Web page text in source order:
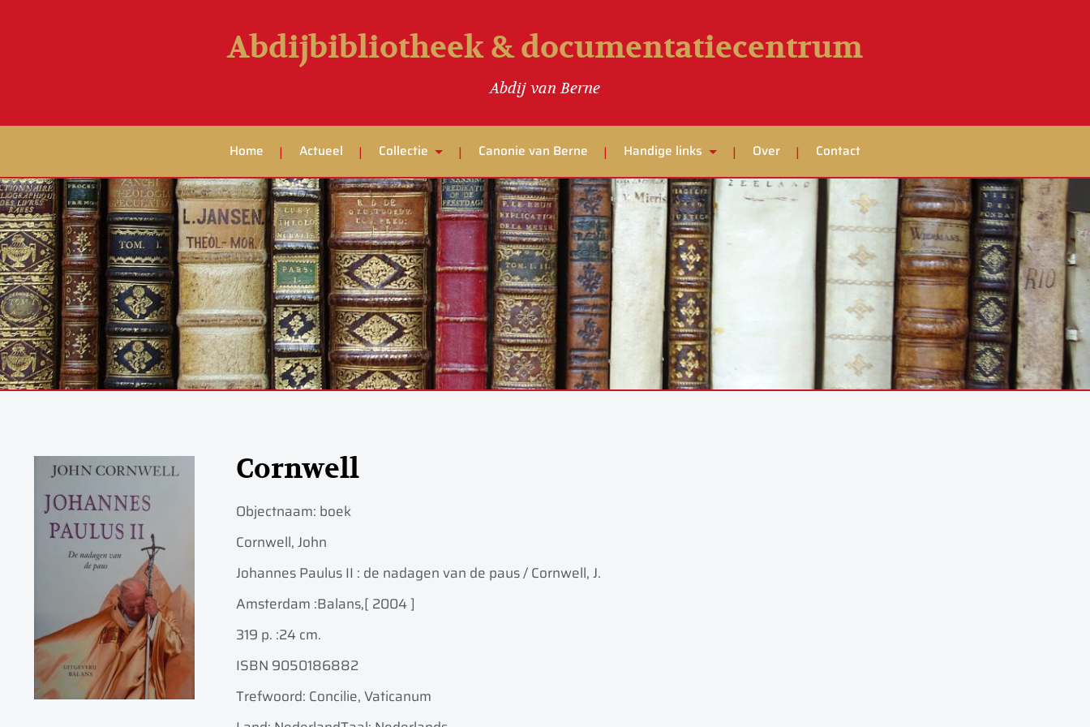
Abdijbibliotheek & documentatiecentrum
Abdij van Berne
Home Actueel Collectie Canonie van Berne Handige links Over Contact
Cornwell
Objectnaam: boek
Cornwell, John
Johannes Paulus II : de nadagen van de paus / Cornwell, J.
Amsterdam :Balans,[ 2004 ]
319 p. :24 cm.
ISBN 9050186882
Trefwoord: Concilie, Vaticanum